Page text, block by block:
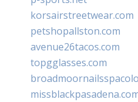
korsairstreetwear.com
petshopallston.com
avenue26tacos.com
topgglasses.com